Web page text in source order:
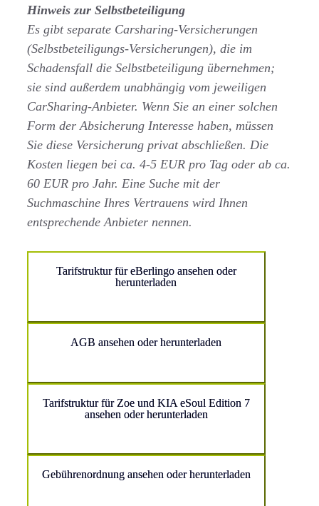
Hinweis zur Selbstbeteiligung
Es gibt separate Carsharing-Versicherungen
(Selbstbeteiligungs-Versicherungen), die im
Schadensfall die Selbstbeteiligung übernehmen;
sie sind außerdem unabhängig vom jeweiligen
CarSharing-Anbieter. Wenn Sie an einer solchen
Form der Absicherung Interesse haben, müssen
Sie diese Versicherung privat abschließen. Die
Kosten liegen bei ca. 4-5 EUR pro Tag oder ab ca.
60 EUR pro Jahr. Eine Suche mit der
Suchmaschine Ihres Vertrauens wird Ihnen
entsprechende Anbieter nennen.
Tarifstruktur für eBerlingo ansehen oder
herunterladen
AGB ansehen oder herunterladen
Tarifstruktur für Zoe und KIA eSoul Edition 7
ansehen oder herunterladen
Gebührenordnung ansehen oder herunterladen